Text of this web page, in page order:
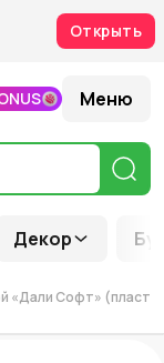
Открыть
Декор
Меню
«Дали Софт»